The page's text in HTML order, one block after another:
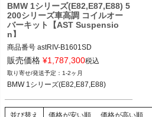
BMW 1シリーズ(E82,E87,E88) 5
200シリーズ車高調 コイルオー
バーキット【AST Suspensio
n】
商品番号 astRIV-B1601SD
BMW 1シリーズ(E82,E87,E88) 04-13
販売価格 ¥1,787,300税込
1-2ヶ月
BMW 1シリーズ(E82,E87,E88)